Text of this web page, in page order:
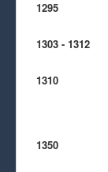
1295
1303 - 1312
1310
1350